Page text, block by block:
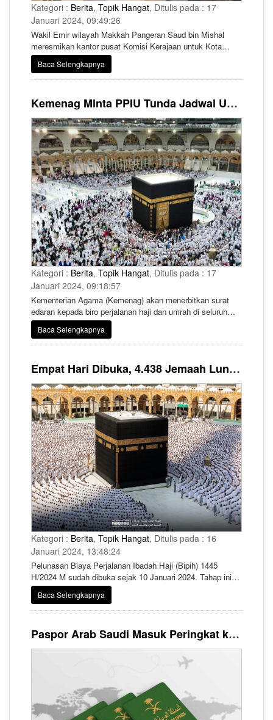
Kategori : Berita, Topik Hangat, Ditulis pada : 17
Januari 2024, 09:49:26
Wakil Emir wilayah Makkah Pangeran Saud bin Mishal
meresmikan kantor pusat Komisi Kerajaan untuk Kota
Makkah dan Situs-situs Suci pada hari Selasa
(16/01/2024). Peresmian digelar di hadapan sejumlah
pejabat dari sektor pemerintahan di Makkah.
Baca Selengkapnya
Kemenag Minta PPIU Tunda Jadwal Umrah saat Pemilu 2024
Kategori : Berita, Topik Hangat, Ditulis pada : 17
Januari 2024, 09:18:57
Kementerian Agama (Kemenag) akan menerbitkan surat
edaran kepada biro perjalanan haji dan umrah di seluruh
Indonesia. Isinya meminta mereka untuk menunda
keberangkatan jemaah saat pelaksanaan pemilu pada 14
Februari 2024.
Baca Selengkapnya
Empat Hari Dibuka, 4.438 Jemaah Lunasi Biaya Haji 2024
Kategori : Berita, Topik Hangat, Ditulis pada : 16
Januari 2024, 13:48:24
Pelunasan Biaya Perjalanan Ibadah Haji (Bipih) 1445
H/2024 M sudah dibuka sejak 10 Januari 2024. Tahap ini
akan berlangsung hingga 12 Februari 2024.
Baca Selengkapnya
Paspor Arab Saudi Masuk Peringkat ke 61 dari 200 Negara